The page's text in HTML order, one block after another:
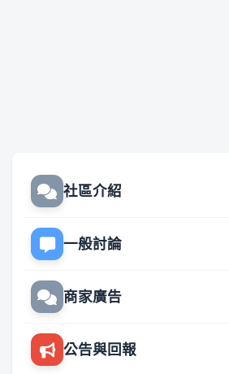
社區介紹
一般討論
商家廣告
公告與回報